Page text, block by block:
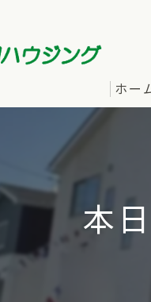
ホー
本